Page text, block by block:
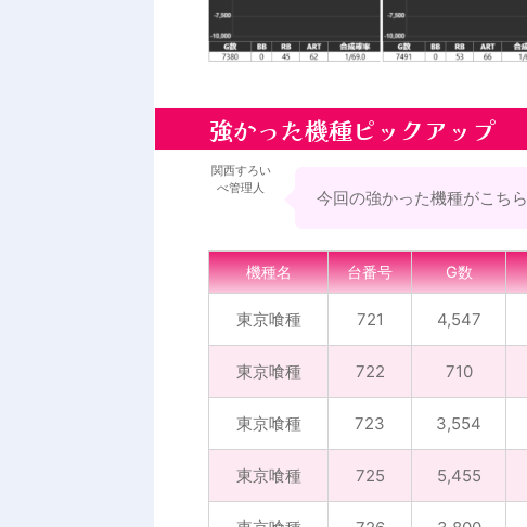
強かった機種ピックアップ
関西すろい
べ管理人
今回の強かった機種がこちら
機種名 台番号 G数
東京喰種 721 4,547
東京喰種 722 710
東京喰種 723 3,554
東京喰種 725 5,455